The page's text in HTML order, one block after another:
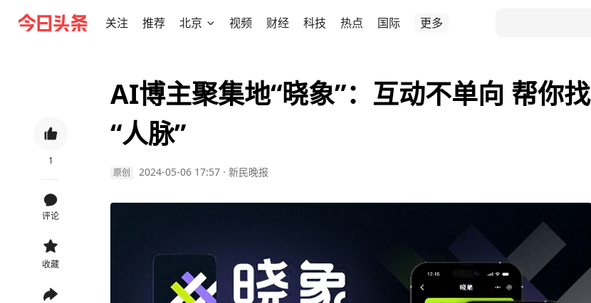
关注 推荐 北京 视频 财经 科技 热点 国际 更多
1
评论
收藏
AI博主聚集地“晓象”：互动不单向 帮你找
“人脉”
原创 2024-05-06 17:57 · 新民晚报